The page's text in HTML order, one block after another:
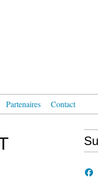
Partenaires Contact